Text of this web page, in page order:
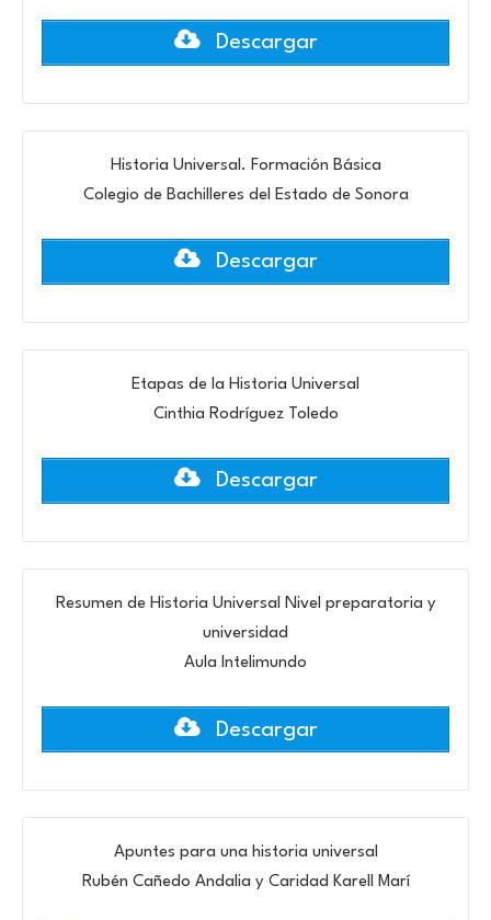
Descargar
Historia Universal. Formación Básica
Colegio de Bachilleres del Estado de Sonora
Descargar
Etapas de la Historia Universal
Cinthia Rodríguez Toledo
Descargar
Resumen de Historia Universal Nivel preparatoria y
universidad
Aula Intelimundo
Descargar
Apuntes para una historia universal
Rubén Cañedo Andalia y Caridad Karell Marí